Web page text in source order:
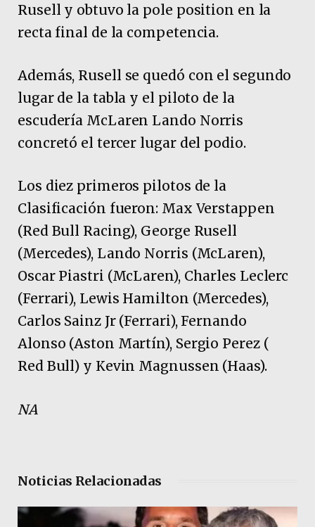
Rusell y obtuvo la pole position en la
recta final de la competencia.
Además, Rusell se quedó con el segundo
lugar de la tabla y el piloto de la
escudería McLaren Lando Norris
concretó el tercer lugar del podio.
Los diez primeros pilotos de la
Clasificación fueron: Max Verstappen
(Red Bull Racing), George Rusell
(Mercedes), Lando Norris (McLaren),
Oscar Piastri (McLaren), Charles Leclerc
(Ferrari), Lewis Hamilton (Mercedes),
Carlos Sainz Jr (Ferrari), Fernando
Alonso (Aston Martín), Sergio Perez (
Red Bull) y Kevin Magnussen (Haas).
NA
Noticias Relacionadas